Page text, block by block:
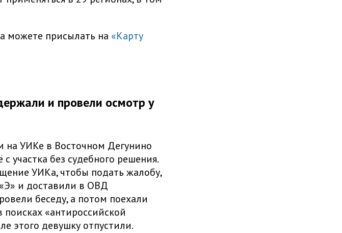
можете присылать на «Карту
и провели осмотр у
на УИКе в Восточном Дегунино
участка без судебного решения.
УИКа, чтобы подать жалобу,
и доставили в ОВД
беседу, а потом поехали
«антироссийской
этого девушку отпустили.